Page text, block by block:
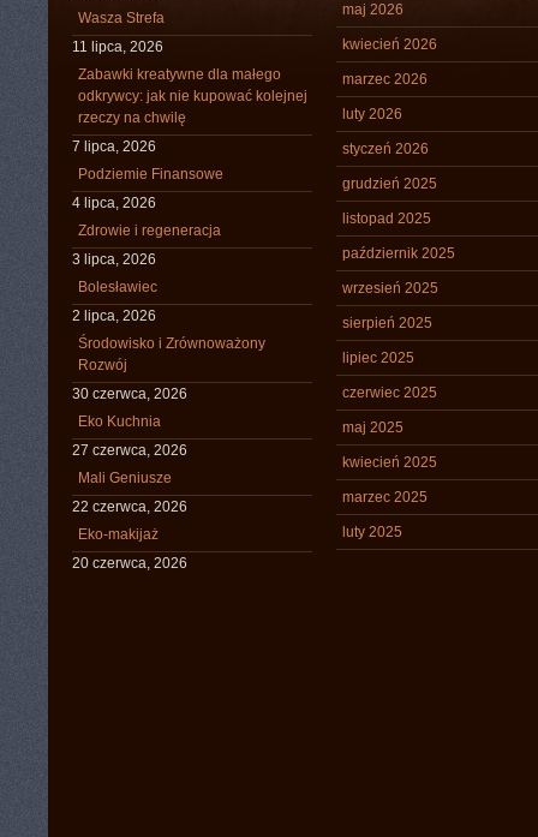
Wasza Strefa
11 lipca, 2026
Zabawki kreatywne dla małego
odkrywcy: jak nie kupować kolejnej
rzeczy na chwilę
7 lipca, 2026
Podziemie Finansowe
4 lipca, 2026
Zdrowie i regeneracja
3 lipca, 2026
Bolesławiec
2 lipca, 2026
Środowisko i Zrównoważony
Rozwój
30 czerwca, 2026
Eko Kuchnia
27 czerwca, 2026
Mali Geniusze
22 czerwca, 2026
Eko-makijaż
20 czerwca, 2026
maj 2026
kwiecień 2026
marzec 2026
luty 2026
styczeń 2026
grudzień 2025
listopad 2025
październik 2025
wrzesień 2025
sierpień 2025
lipiec 2025
czerwiec 2025
maj 2025
kwiecień 2025
marzec 2025
luty 2025